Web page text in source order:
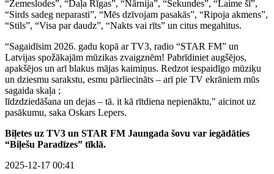
“Zemeslodes”, “Daļa Rīgas”, “Nārnija”, “Sekundes”, “Laime šī”,
“Sirds sadeg neparasti”, “Mēs dzīvojam pasakās”, “Ripoja akmens”,
“Stils”, “Visa par daudz”, “Nakts vai rīts” un citus megahitus.
“Sagaidīsim 2026. gadu kopā ar TV3, radio “STAR FM” un
Latvijas spožākajām mūzikas zvaigznēm! Pabrīdiniet augšējos,
apakšējos un arī blakus mājas kaimiņus. Redzot iespaidīgo mūziķu
un dziesmu sarakstu, esmu pārliecināts – arī pie TV ekrāniem mūs
sagaida skaļa ;
līdzdziedāšana un dejas – tā. it kā rītdiena nepienāktu," aicinot uz
pasākumu, saka Oskars Lepers.
Biļetes uz TV3 un STAR FM Jaungada šovu var iegādāties
“Biļešu Paradīzes” tīklā.
2025-12-17 00:41